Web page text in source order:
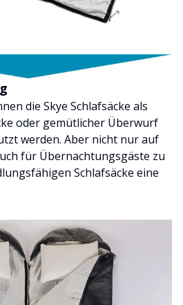
die Skye Schlafsäcke als
oder gemütlicher Überwurf
werden. Aber nicht nur auf
für Übernachtungsgäste zu
Schlafsäcke eine